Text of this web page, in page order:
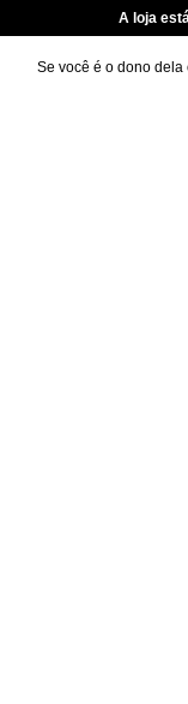
A loja
Se você é o dono dela